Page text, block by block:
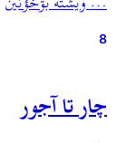
پیش‌تر اما روزی
نخورم و حالی به
8
چار تا آجور